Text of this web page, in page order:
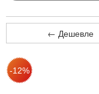
← Дешевле